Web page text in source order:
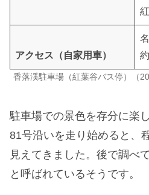
アクセス（自家用車）
香落渓駐車場（紅葉谷バス停）（
駐車場での景色を存分に楽
81号沿いを走り始めると、
見えてきました。後で調べ
と呼ばれているそうです。